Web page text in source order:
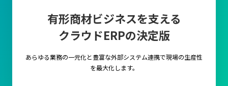
有形商材ビジネスを支える
クラウドERPの決定版
あらゆる業務の一元化と豊富な外部システム連携で現場の生産性
を最大化します。